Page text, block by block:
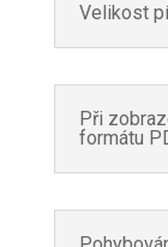
Velikost
Při
formátu